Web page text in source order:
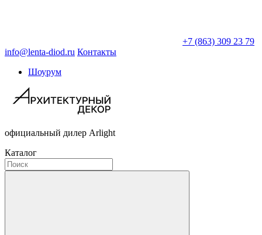
+7 (863) 309 23 79
info@lenta-diod.ru Контакты
Шоурум
официальный дилер Arlight
Каталог